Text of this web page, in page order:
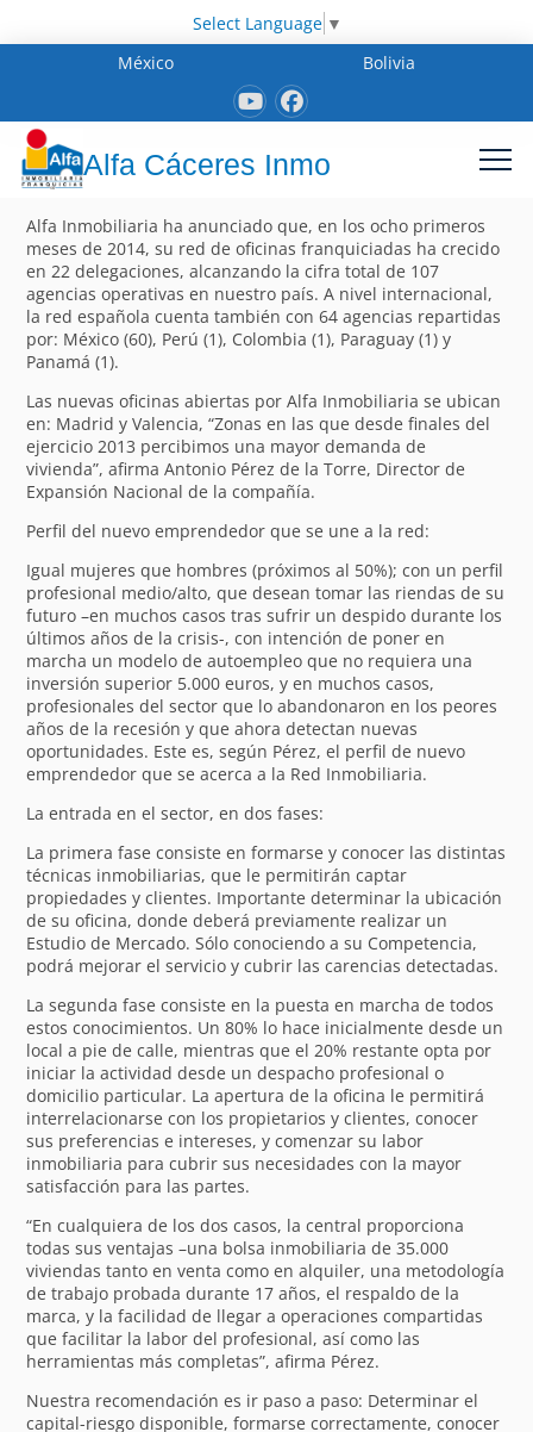
Select Language ▼
México
Bolivia
Alfa Cáceres Inmo
Alfa Inmobiliaria ha anunciado que, en los ocho primeros
meses de 2014, su red de oficinas franquiciadas ha crecido
en 22 delegaciones, alcanzando la cifra total de 107
agencias operativas en nuestro país. A nivel internacional,
la red española cuenta también con 64 agencias repartidas
por: México (60), Perú (1), Colombia (1), Paraguay (1) y
Panamá (1).
Las nuevas oficinas abiertas por Alfa Inmobiliaria se ubican
en: Madrid y Valencia, “Zonas en las que desde finales del
ejercicio 2013 percibimos una mayor demanda de
vivienda”, afirma Antonio Pérez de la Torre, Director de
Expansión Nacional de la compañía.
Perfil del nuevo emprendedor que se une a la red:
Igual mujeres que hombres (próximos al 50%); con un perfil
profesional medio/alto, que desean tomar las riendas de su
futuro –en muchos casos tras sufrir un despido durante los
últimos años de la crisis-, con intención de poner en
marcha un modelo de autoempleo que no requiera una
inversión superior 5.000 euros, y en muchos casos,
profesionales del sector que lo abandonaron en los peores
años de la recesión y que ahora detectan nuevas
oportunidades. Este es, según Pérez, el perfil de nuevo
emprendedor que se acerca a la Red Inmobiliaria.
La entrada en el sector, en dos fases:
La primera fase consiste en formarse y conocer las distintas
técnicas inmobiliarias, que le permitirán captar
propiedades y clientes. Importante determinar la ubicación
de su oficina, donde deberá previamente realizar un
Estudio de Mercado. Sólo conociendo a su Competencia,
podrá mejorar el servicio y cubrir las carencias detectadas.
La segunda fase consiste en la puesta en marcha de todos
estos conocimientos. Un 80% lo hace inicialmente desde un
local a pie de calle, mientras que el 20% restante opta por
iniciar la actividad desde un despacho profesional o
domicilio particular. La apertura de la oficina le permitirá
interrelacionarse con los propietarios y clientes, conocer
sus preferencias e intereses, y comenzar su labor
inmobiliaria para cubrir sus necesidades con la mayor
satisfacción para las partes.
“En cualquiera de los dos casos, la central proporciona
todas sus ventajas –una bolsa inmobiliaria de 35.000
viviendas tanto en venta como en alquiler, una metodología
de trabajo probada durante 17 años, el respaldo de la
marca, y la facilidad de llegar a operaciones compartidas
que facilitar la labor del profesional, así como las
herramientas más completas”, afirma Pérez.
Nuestra recomendación es ir paso a paso: Determinar el
capital-riesgo disponible, formarse correctamente, conocer